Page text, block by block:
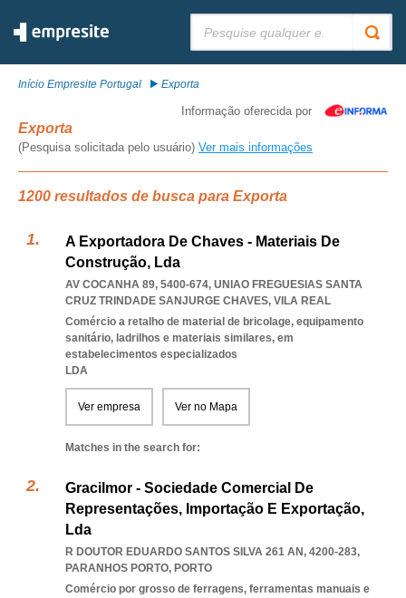
Início Empresite Portugal Exporta
Informação oferecida por
Exporta
(Pesquisa solicitada pelo usuário) Ver mais informações
1200 resultados de busca para Exporta
A Exportadora De Chaves - Materiais De
Construção, Lda
AV COCANHA 89, 5400-674, UNIAO FREGUESIAS SANTA
CRUZ TRINDADE SANJURGE CHAVES, VILA REAL
Comércio a retalho de material de bricolage, equipamento
sanitário, ladrilhos e materiais similares, em
estabelecimentos especializados
LDA
Ver empresa Ver no Mapa
Matches in the search for:
Gracilmor - Sociedade Comercial De
Representações, Importação E Exportação,
Lda
R DOUTOR EDUARDO SANTOS SILVA 261 AN, 4200-283,
PARANHOS PORTO, PORTO
Comércio por grosso de ferragens, ferramentas manuais e